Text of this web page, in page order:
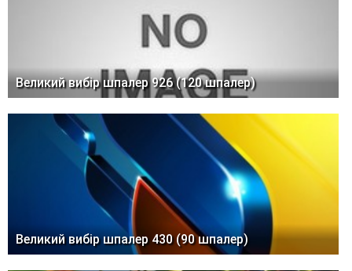
Великий вибір шпалер 926 (120 шпалер)
Великий вибір шпалер 430 (90 шпалер)